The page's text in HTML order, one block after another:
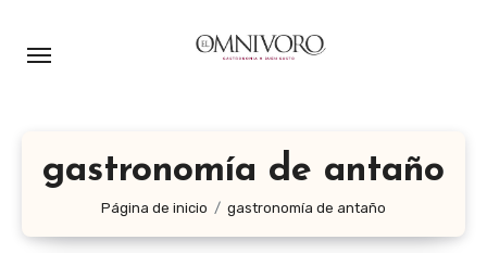
gastronomía de antaño
Página de inicio gastronomía de antaño